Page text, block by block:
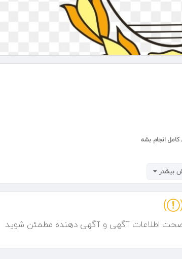
انجام بشه
بیشتر
صحت اطلاعات آگهی و آگهی دهنده مطمئن شوید